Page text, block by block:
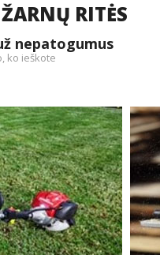
RITĖS
nepatogumus
ko ieškote